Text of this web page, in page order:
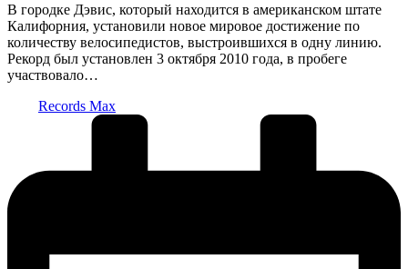
В городке Дэвис, который находится в американском штате
Калифорния, установили новое мировое достижение по
количеству велосипедистов, выстроившихся в одну линию.
Рекорд был установлен 3 октября 2010 года, в пробеге
участвовало…
Records Max